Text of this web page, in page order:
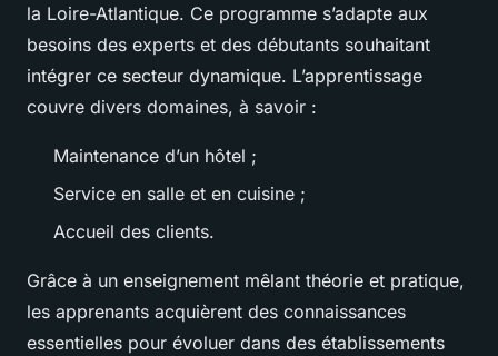
la Loire-Atlantique. Ce programme s’adapte aux
besoins des experts et des débutants souhaitant
intégrer ce secteur dynamique. L’apprentissage
couvre divers domaines, à savoir :
Maintenance d’un hôtel ;
Service en salle et en cuisine ;
Accueil des clients.
Grâce à un enseignement mêlant théorie et pratique,
les apprenants acquièrent des connaissances
essentielles pour évoluer dans des établissements